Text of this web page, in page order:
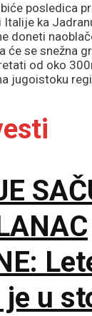
posledica
ka
doneti
će se snežna
od oko
jugoistoku
u